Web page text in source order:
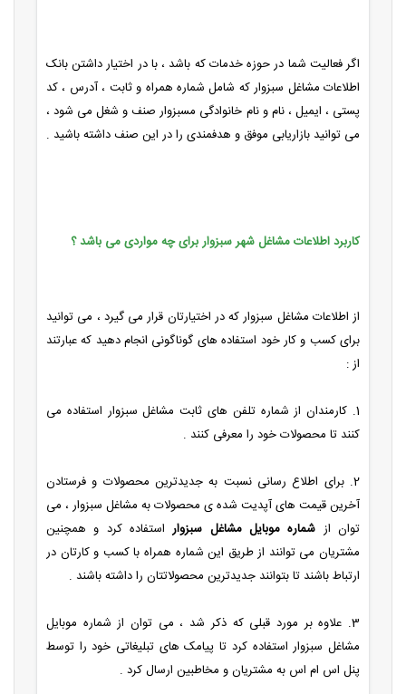
اگر فعالیت شما در حوزه خدمات که باشد ، با در اختیار داشتن بانک
اطلاعات مشاغل سبزوار که شامل شماره همراه و ثابت ، آدرس ، کد
پستی ، ایمیل ، نام و نام خانوادگی مسبزوار صنف و شغل می شود ،
می توانید بازاریابی موفق و هدفمندی را در این صنف داشته باشید .
کاربرد اطلاعات مشاغل شهر سبزوار برای چه مواردی می باشد ؟
از اطلاعات مشاغل سبزوار که در اختیارتان قرار می گیرد ، می توانید
برای کسب و کار خود استفاده های گوناگونی انجام دهید که عبارتند
از :
1. کارمندان از شماره تلفن های ثابت مشاغل سبزوار استفاده می
کنند تا محصولات خود را معرفی کنند .
2. برای اطلاع رسانی نسبت به جدیدترین محصولات و فرستادن
آخرین قیمت های آپدیت شده ی محصولات به مشاغل سبزوار ، می
توان از شماره موبایل مشاغل سبزوار استفاده کرد و همچنین
مشتریان می توانند از طریق این شماره همراه با کسب و کارتان در
ارتباط باشند تا بتوانند جدیدترین محصولاتتان را داشته باشند .
3. علاوه بر مورد قبلی که ذکر شد ، می توان از شماره موبایل
مشاغل سبزوار استفاده کرد تا پیامک های تبلیغاتی خود را توسط
پنل اس ام اس به مشتریان و مخاطبین ارسال کرد .